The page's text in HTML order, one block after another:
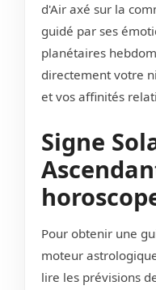
d'Air axé sur la
guidé par ses
planétaires
directement votre
et vos affinités
Signe
Pour obtenir une
moteur
lire les prévisions